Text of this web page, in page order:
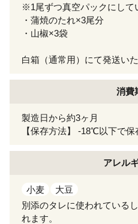
※1尾ずつ真空パックにして
・蒲焼のたれ×3尾分
・山椒×3袋
白箱（通常用）にて発送いた
消費
製造日から約3ヶ月
【保存方法】 -18℃以下で保
アレル
小麦
大豆
別添のタレに使われている
れます。